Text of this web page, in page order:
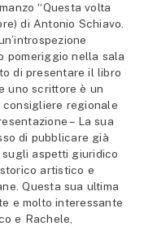
“Questa volta
di Antonio Schiavo.
pomeriggio nella sala
di presentare il libro
uno scrittore è un
consigliere regionale
– La sua
di pubblicare già
aspetti giuridico
artistico e
Questa sua ultima
e molto interessante
e Rachele,